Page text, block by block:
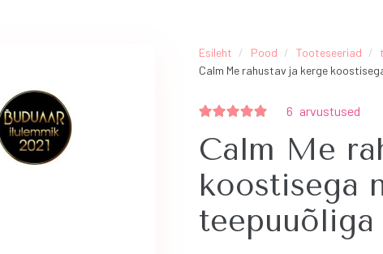
Esileht / Pood / Tooteseeriad /
Calm Me rahustav ja kerge
6 arvustused
Calm Me
koostisega
teepuuõliga